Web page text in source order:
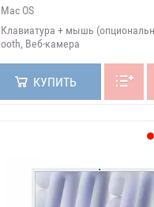
Mac OS
Клавиатура + мышь
ooth, Веб-камера
КУПИТЬ